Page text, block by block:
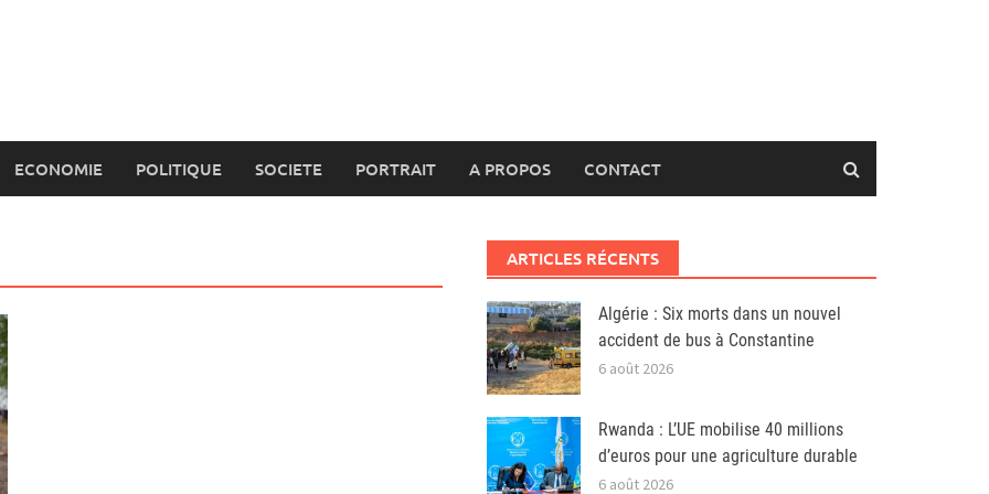
ECONOMIE POLITIQUE SOCIETE PORTRAIT A PROPOS CONTACT
ARTICLES RÉCENTS
Algérie : Six morts dans un nouvel
accident de bus à Constantine
6 août 2026
Rwanda : L’UE mobilise 40 millions
d’euros pour une agriculture durable
6 août 2026